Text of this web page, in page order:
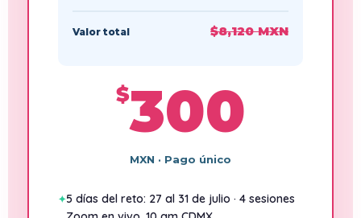
Valor total $8,120 MXN
$300
MXN · Pago único
5 días del reto: 27 al 31 de julio · 4 sesiones